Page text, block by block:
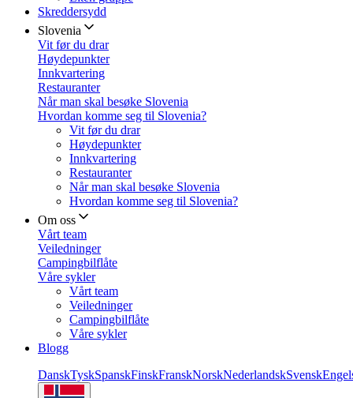
Skreddersydd
Slovenia
Vit før du drar
Høydepunkter
Innkvartering
Restauranter
Når man skal besøke Slovenia
Hvordan komme seg til Slovenia?
Vit før du drar
Høydepunkter
Innkvartering
Restauranter
Når man skal besøke Slovenia
Hvordan komme seg til Slovenia?
Om oss
Vårt team
Veiledninger
Campingbilflåte
Våre sykler
Vårt team
Veiledninger
Campingbilflåte
Våre sykler
Blogg
DanskTyskSpanskFinskFranskNorskNederlandskSvensk